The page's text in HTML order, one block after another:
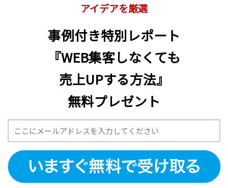
アイデアを厳選
事例付き特別レポート
『WEB集客しなくても
売上UPする方法』
無料プレゼント